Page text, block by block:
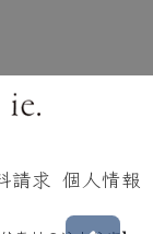
請求 個人情報